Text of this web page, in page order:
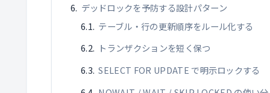
デッドロックを予防する設計パターン
テーブル・行の更新順序をルール化する
トランザクションを短く保つ
SELECT FOR UPDATE で明示ロックする